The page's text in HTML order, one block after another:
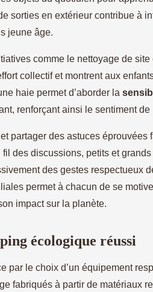
sorties en extérieur contribue à
jeune âge.
comme le nettoyage de
collectif et montrent aux
haie permet d’aborder la
renforçant ainsi le sentiment
partager des astuces éprouvées
fil des discussions, petits et
des gestes respectueux
permet à chacun de se
impact sur la planète.
écologique réussi
par le choix d’un équipement
fabriqués à partir de matériaux